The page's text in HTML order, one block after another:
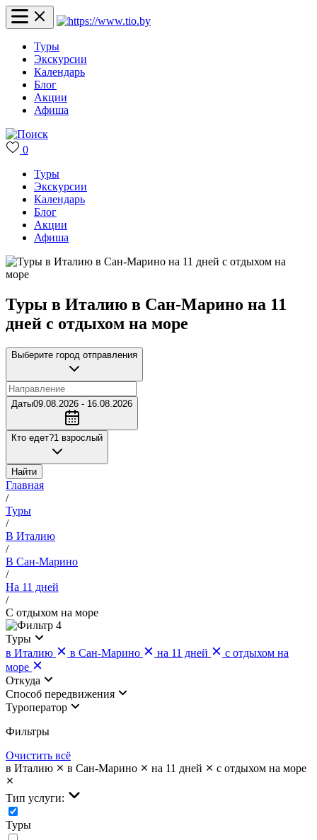
Туры
Экскурсии
Календарь
Блог
Акции
Афиша
0
Туры
Экскурсии
Календарь
Блог
Акции
Афиша
Туры в Италию в Сан-Марино на 11
дней с отдыхом на море
Выберите город отправления
Даты09.08.2026 - 16.08.2026
Кто едет?1 взрослый
Найти
Главная
/
Туры
/
В Италию
/
В Сан-Марино
/
На 11 дней
/
С отдыхом на море
4
Туры
в Италию
в Сан-Марино на 11 дней
с отдыхом на
море
Откуда
Cпособ передвижения
Туроператор
Фильтры
Очистить всё
в Италию
в Сан-Марино на 11 дней с отдыхом на море
Тип услуги:
Туры